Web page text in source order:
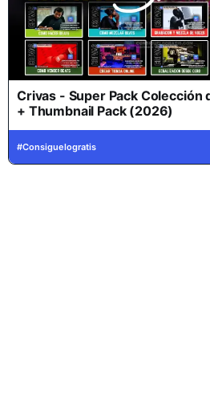
Crivas - Super Pack Colección
+ Thumbnail Pack (2026)